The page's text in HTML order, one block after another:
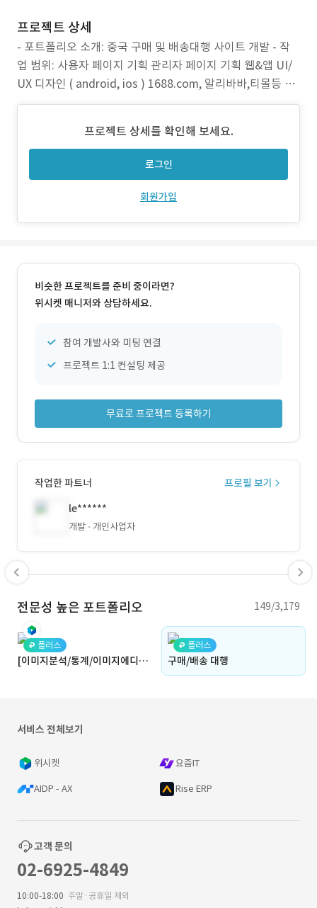
프로젝트 상세
- 포트폴리오 소개: 중국 구매 및 배송대행 사이트 개발 - 작
업 범위: 사용자 페이지 기획 관리자 페이지 기획 웹&앱 UI/
UX 디자인 ( android, ios ) 1688.com, 알리바바,티몰등 검
색 api연동 Back-end 개발 등 - 주요 기능: 구매대행 배송대
용 기술: spring fr
프로젝트 상세를 확인해 보세요.
로그인
회원가입
비슷한 프로젝트를 준비 중이라면?
위시켓 매니저와 상담하세요.
참여 개발사와 미팅 연결
프로젝트 1:1 컨설팅 제공
무료로 프로젝트 등록하기
작업한 파트너
프로필 보기
le******
개발 개인사업자
전문성 높은 포트폴리오 149/3,179
플러스
[이미지분석/통계/이미지에디터/분석보고서]LG CNS 이미지 정량화 툴 개발
플러스
구매/배송 대행
서비스 전체보기
위시켓 요즘IT
AIDP - AX Rise ERP
고객 문의
02-6925-4849
10:00-18:00 주말·공휴일 제외